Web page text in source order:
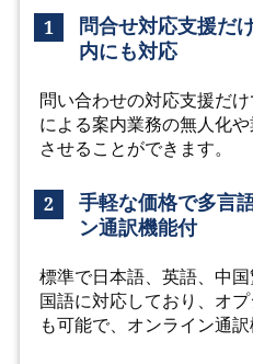
1
問合せ対応支援だ
内にも対応
問い合わせの対応支援だ
による案内業務の無人化
させることができます。
2
手軽な価格で多言
ン通訳機能付
標準で日本語、英語、中
国語に対応しており、オ
も可能で、オンライン通